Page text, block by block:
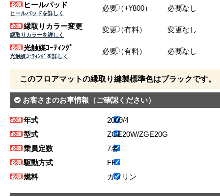
ヒールパッド
ヒールパッドを詳しく
必要（+¥800） 必要なし
縁取りカラー変更
縁取りカラーを詳しく
変更（有料） 変更なし
光触媒ｺｰﾃｨﾝｸﾞ
光触媒ｺｰﾃｨﾝｸﾞを詳しく
必要（有料） 必要なし
このフロアマットの縁取り縫製標準色はブラックです。
お客さまのお車情報 （ご確認ください）
年式
2009/4
型式
ZGE20W/ZGE20G
乗員定数
7名
駆動方式
FF
燃料
ガソリン